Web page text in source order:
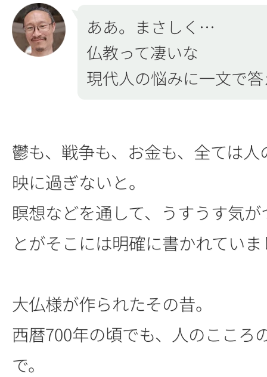
ああ。まさしく…
仏教って凄いな
現代人の悩みに一文で
鬱も、戦争も、お金も、全ては
映に過ぎないと。
瞑想などを通して、うすうす気
とがそこには明確に書かれてい
大仏様が作られたその昔。
西暦700年の頃でも、人のこころ
で。